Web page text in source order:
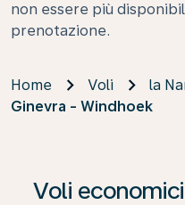
non essere più
prenotazione.
Home Voli
la
Ginevra - Windhoek
Voli
Se non trova risultati,